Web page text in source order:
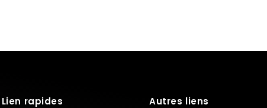
Lien rapides Autres liens